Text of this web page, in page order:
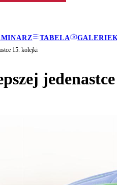
TABELA GALERIE
15. kolejki